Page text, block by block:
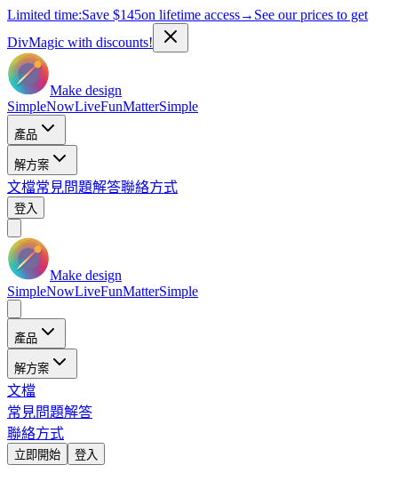
Limited time:Save $145on lifetime access→ See our prices to get
DivMagic with discounts!
Make design
SimpleNowLiveFunMatterSimple
產品
解方案
文檔常見問題解答聯絡方式
登入
Make design
SimpleNowLiveFunMatterSimple
產品
解方案
文檔
常見問題解答
聯絡方式
立即開始 登入